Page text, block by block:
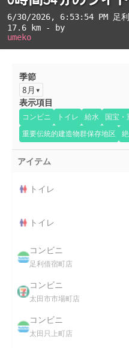
6/30/2026, 6:53:54 PM 足
17.6 km - by
umeko
季節
8月
表示項目
コンビニ トイレ 給水
国宝・
重要伝統的建造物群保存地区
アイテム
トイレ
トイレ
コンビニ
足利借宿町店
コンビニ
太田市市場町店
コンビニ
太田只上町店